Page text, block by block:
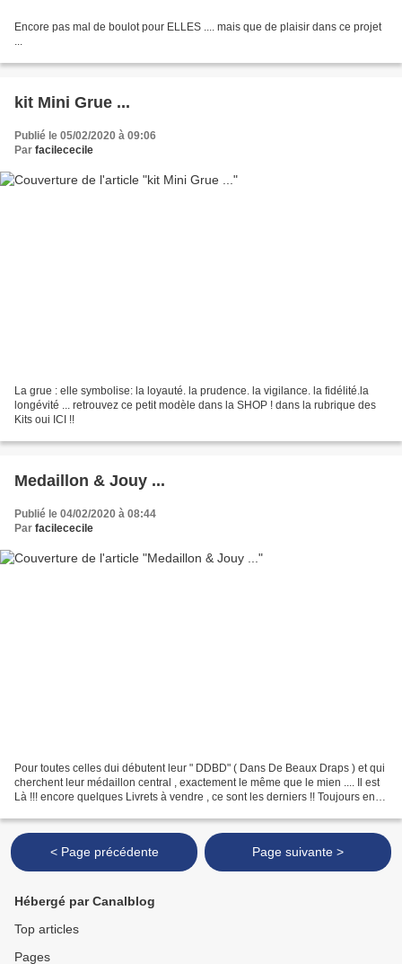
Encore pas mal de boulot pour ELLES .... mais que de plaisir dans ce projet
...
kit Mini Grue ...
Publié le 05/02/2020 à 09:06
Par facilececile
La grue : elle symbolise: la loyauté. la prudence. la vigilance. la fidélité.la
longévité ... retrouvez ce petit modèle dans la SHOP ! dans la rubrique des
Kits oui ICI !!
Medaillon & Jouy ...
Publié le 04/02/2020 à 08:44
Par facilececile
Pour toutes celles dui débutent leur " DDBD" ( Dans De Beaux Draps ) et qui
cherchent leur médaillon central , exactement le même que le mien .... Il est
Là !!! encore quelques Livrets à vendre , ce sont les derniers !! Toujours en
< Page précédente Page suivante >
Hébergé par Canalblog
Top articles
Pages